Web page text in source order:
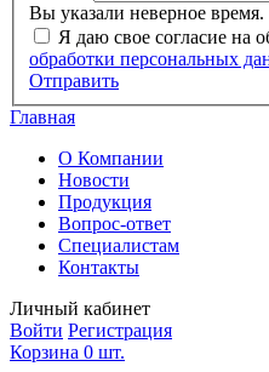
Вы указали неверное время.
Я даю свое согласие на
обработки персональных
Отправить
Главная
О Компании
Новости
Продукция
Вопрос-ответ
Специалистам
Контакты
Личный кабинет
Войти Регистрация
Корзина 0 шт.